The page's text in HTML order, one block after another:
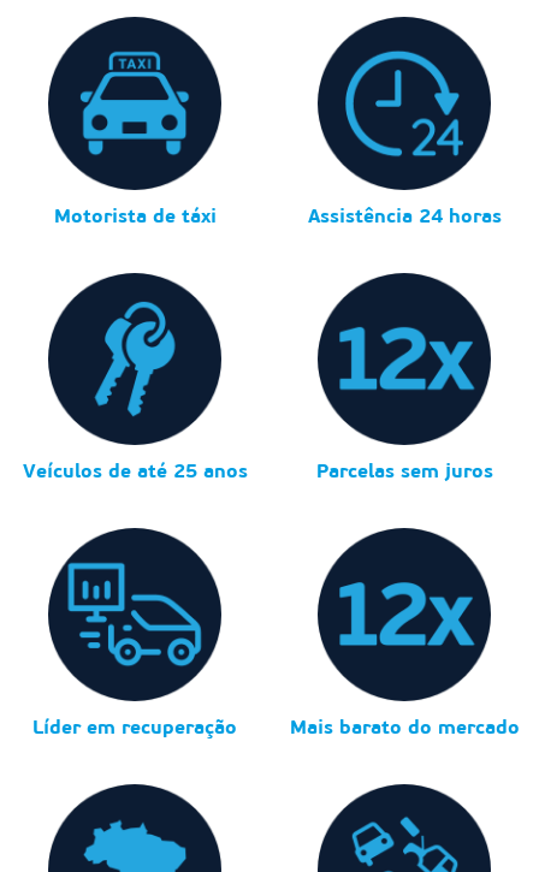
Motorista de táxi Assistência 24 horas
Veículos de até 25 anos Parcelas sem juros
Líder em recuperação Mais barato do mercado